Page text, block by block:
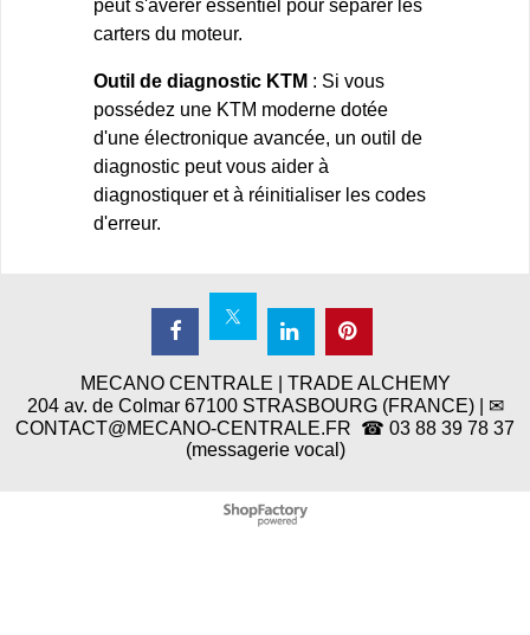
peut s'avérer essentiel pour séparer les
carters du moteur.
Outil de diagnostic KTM : Si vous
possédez une KTM moderne dotée
d'une électronique avancée, un outil de
diagnostic peut vous aider à
diagnostiquer et à réinitialiser les codes
d'erreur.
MECANO CENTRALE | TRADE ALCHEMY
204 av. de Colmar 67100 STRASBOURG (FRANCE) | ✉
CONTACT@MECANO-CENTRALE.FR ☎ 03 88 39 78 37
(messagerie vocal)
Boutique en ligne créés
avec le logiciel